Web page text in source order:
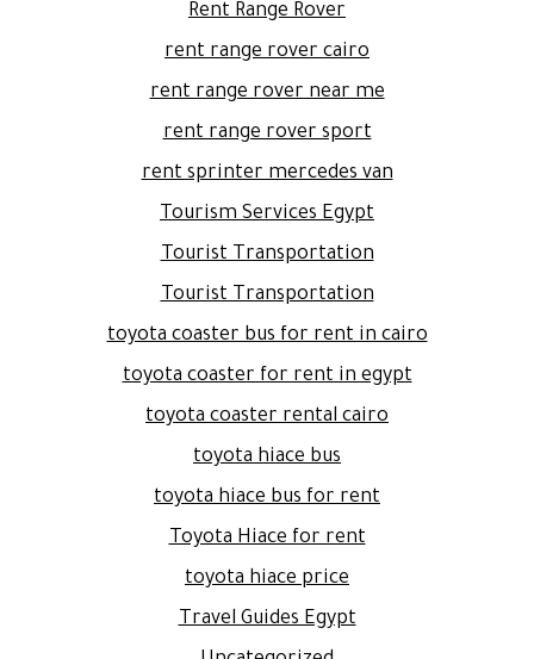
Rent Range Rover
rent range rover cairo
rent range rover near me
rent range rover sport
rent sprinter mercedes van
Tourism Services Egypt
Tourist Transportation
Tourist Transportation
toyota coaster bus for rent in cairo
toyota coaster for rent in egypt
toyota coaster rental cairo
toyota hiace bus
toyota hiace bus for rent
Toyota Hiace for rent
toyota hiace price
Travel Guides Egypt